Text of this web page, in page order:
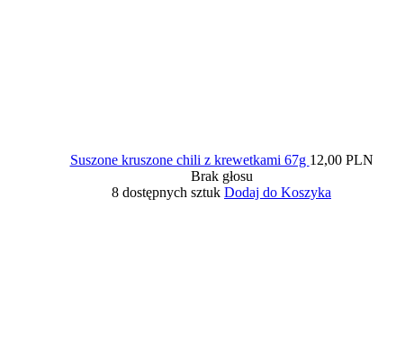
Suszone kruszone chili z krewetkami 67g 12,00 PLN
Brak głosu
8 dostępnych sztuk Dodaj do Koszyka